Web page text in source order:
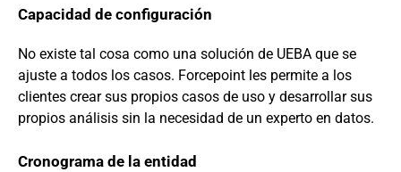
Capacidad de configuración
No existe tal cosa como una solución de UEBA que se
ajuste a todos los casos. Forcepoint les permite a los
clientes crear sus propios casos de uso y desarrollar sus
propios análisis sin la necesidad de un experto en datos.
Cronograma de la entidad